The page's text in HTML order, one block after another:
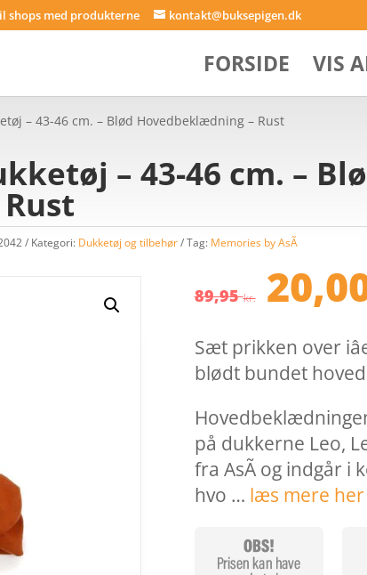
shops med produkterne kontakt@buksepigen.dk
FORSIDE VIS
– 43-46 cm. – Blød Hovedbeklædning – Rust
– 43-46 cm. –
Kategori: Dukketøj og tilbehør Tag: Memories by AsÃ­
89,95kr. Den
pris
var:
Sæt prikken over
blødt bundet
på dukkerne Leo,
fra AsÃ­ og indgår i
hvo … læs mere her